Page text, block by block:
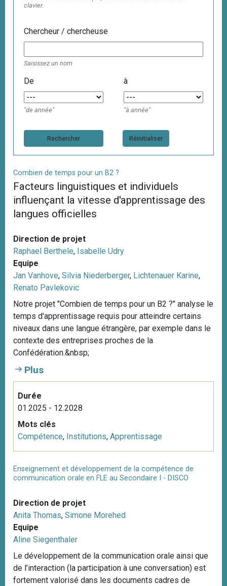
clavier.
Chercheur / chercheuse
Saisissez un nom
De
"de année"
à
"à année"
Réinitialiser
Combien de temps pour un B2 ?
Facteurs linguistiques et individuels
influençant la vitesse d'apprentissage des
langues officielles
Direction de projet
Raphael Berthele, Isabelle Udry
Equipe
Jan Vanhove, Silvia Niederberger, Lichtenauer Karine,
Renato Pavlekovic
Notre projet "Combien de temps pour un B2 ?" analyse le
temps d'apprentissage requis pour atteindre certains
niveaux dans une langue étrangère, par exemple dans le
contexte des entreprises proches de la
Confédération.&nbsp;
Plus
Durée
01.2025 - 12.2028
Mots clés
Compétence, Institutions, Apprentissage
Enseignement et développement de la compétence de
communication orale en FLE au Secondaire I - DISCO
Direction de projet
Anita Thomas, Simone Morehed
Equipe
Aline Siegenthaler
Le développement de la communication orale ainsi que
de l’interaction (la participation à une conversation) est
fortement valorisé dans les documents cadres de